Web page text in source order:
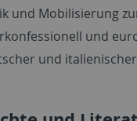
und Mobilisierung
und
und